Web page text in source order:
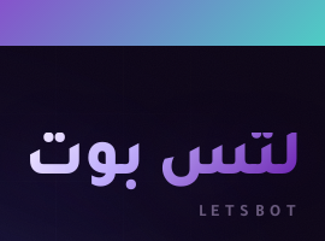
لتس بوت
LETSBOT